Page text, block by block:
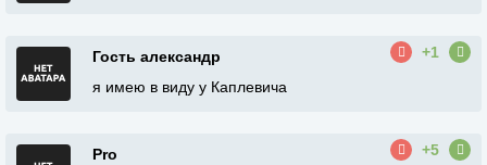
Гость александр
+1
я имею в виду у Каплевича
Pro
+5